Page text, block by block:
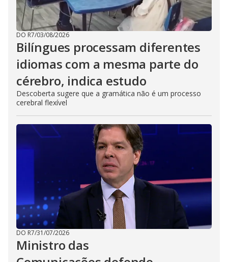
DO R7/03/08/2026
Bilíngues processam diferentes
idiomas com a mesma parte do
cérebro, indica estudo
Descoberta sugere que a gramática não é um processo
cerebral flexível
DO R7/31/07/2026
Ministro das